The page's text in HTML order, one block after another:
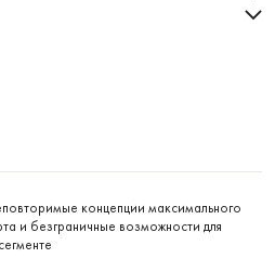
концепции максимального
и безграничные возможности для